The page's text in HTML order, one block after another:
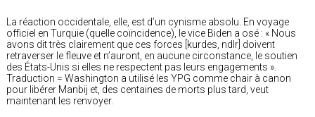
La réaction occidentale, elle, est d’un cynisme absolu. En voyage
officiel en Turquie (quelle coïncidence), le vice Biden a osé : « Nous
avons dit très clairement que ces forces [kurdes, ndlr] doivent
retraverser le fleuve et n’auront, en aucune circonstance, le soutien
des États-Unis si elles ne respectent pas leurs engagements ».
Traduction = Washington a utilisé les YPG comme chair à canon
pour libérer Manbij et, des centaines de morts plus tard, veut
maintenant les renvoyer.